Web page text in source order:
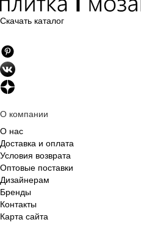
Скачать каталог
О компании
О нас
Доставка и оплата
Условия возврата
Оптовые поставки
Дизайнерам
Бренды
Контакты
Карта сайта